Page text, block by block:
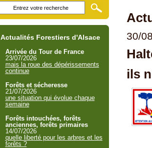
30/
ils
Actualités Forestiers d'Alsace
Arrivée du Tour de France
23/07/2026
mais la roue des dépérissements
continue
Forêts et sécheresse
21/07/2026
une situation qui évolue chaque
semaine
Forêts intouchées, forêts
anciennes, forêts primaires
14/07/2026
quelle liberté pour les arbres et les
forêts ?